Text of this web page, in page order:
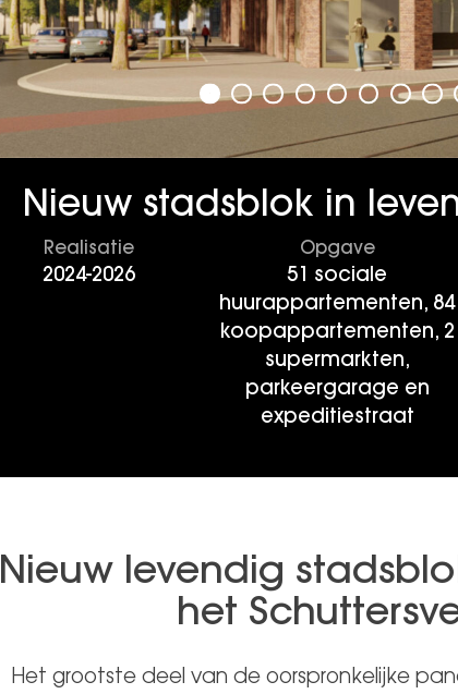
Nieuw stadsblok in
Realisatie
2024-2026
Opgave
51 sociale
huurappartementen, 84
koopappartementen, 2
supermarkten,
parkeergarage en
expeditiestraat
Nieuw levendig
het
Het grootste deel van de oorspronkelijke